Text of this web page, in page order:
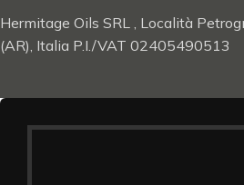
Hermitage Oils SRL , Località
(AR), Italia P.I./VAT 02405490513